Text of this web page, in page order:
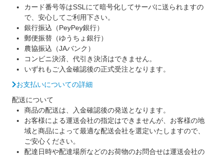
カード番号等はSSLにて暗号化してサーバに送られますの
で、安心してご利用下さい。
銀行振込（PeyPey銀行）
郵便振替（ゆうちょ銀行）
農協振込（JAバンク）
コンビニ決済、代引き決済はできません。
いずれもご入金確認後の正式受注となります。
お支払いについての詳細
配送について
商品の配送は、入金確認後の発送となります。
お客様による運送会社の指定はできませんが、お客様の地
域と商品によって最適な配送会社を選定いたしますので、
ご安心ください。
配達日時や配達場所などのお荷物のお問合せは運送会社の